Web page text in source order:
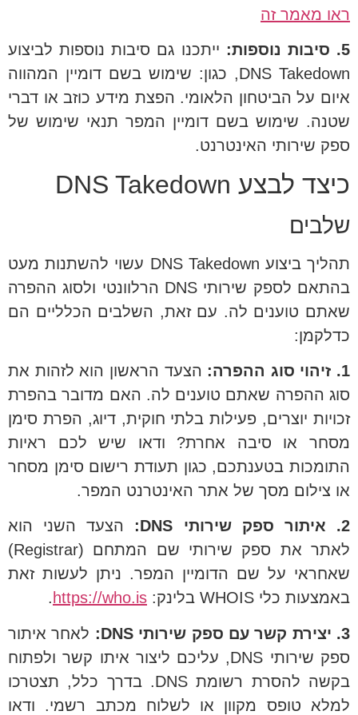
ראו מאמר זה
5. סיבות נוספות:
ייתכנו גם סיבות נוספות לביצוע
DNS Takedown, כגון: שימוש בשם דומיין המהווה
איום על הביטחון הלאומי. הפצת מידע כוזב או דברי
שטנה. שימוש בשם דומיין המפר תנאי שימוש של
ספק שירותי האינטרנט.
כיצד לבצע DNS Takedown
שלבים
תהליך ביצוע DNS Takedown עשוי להשתנות מעט
בהתאם לספק שירותי DNS הרלוונטי ולסוג ההפרה
שאתם טוענים לה. עם זאת, השלבים הכלליים הם
כדלקמן:
1. זיהוי סוג ההפרה:
הצעד הראשון הוא לזהות את
סוג ההפרה שאתם טוענים לה. האם מדובר בהפרת
זכויות יוצרים, פעילות בלתי חוקית, דיוג, הפרת סימן
מסחר או סיבה אחרת? ודאו שיש לכם ראיות
התומכות בטענתכם, כגון תעודת רישום סימן מסחר
או צילום מסך של אתר האינטרנט המפר.
2. איתור ספק שירותי DNS:
הצעד השני הוא
לאתר את ספק שירותי שם המתחם (Registrar)
שאחראי על שם הדומיין המפר. ניתן לעשות זאת
באמצעות כלי WHOIS בלינק:
https://who.is
.
3. יצירת קשר עם ספק שירותי DNS:
לאחר איתור
ספק שירותי DNS, עליכם ליצור איתו קשר ולפתוח
בקשה להסרת רשומת DNS. בדרך כלל, תצטרכו
למלא טופס מקוון או לשלוח מכתב רשמי. ודאו